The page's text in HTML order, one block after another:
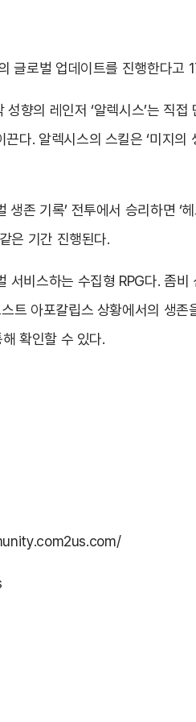
글로벌 업데이트를 진행한다고
향의 레인저 ‘알렉시스’는 직
다. 알렉시스의 스킬은 ‘미지의
존 기록’ 전투에서 승리하면 ‘
은 기간 진행된다.
서비스하는 수집형 RPG다. 좀
아포칼립스 상황에서의 생존
확인할 수 있다.